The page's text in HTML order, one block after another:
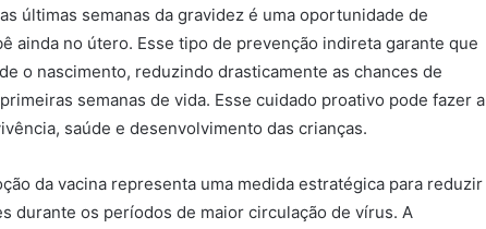
últimas semanas da gravidez é uma oportunidade de
ainda no útero. Esse tipo de prevenção indireta garante que
o nascimento, reduzindo drasticamente as chances de
semanas de vida. Esse cuidado proativo pode fazer a
saúde e desenvolvimento das crianças.
da vacina representa uma medida estratégica para reduzir
durante os períodos de maior circulação de vírus. A